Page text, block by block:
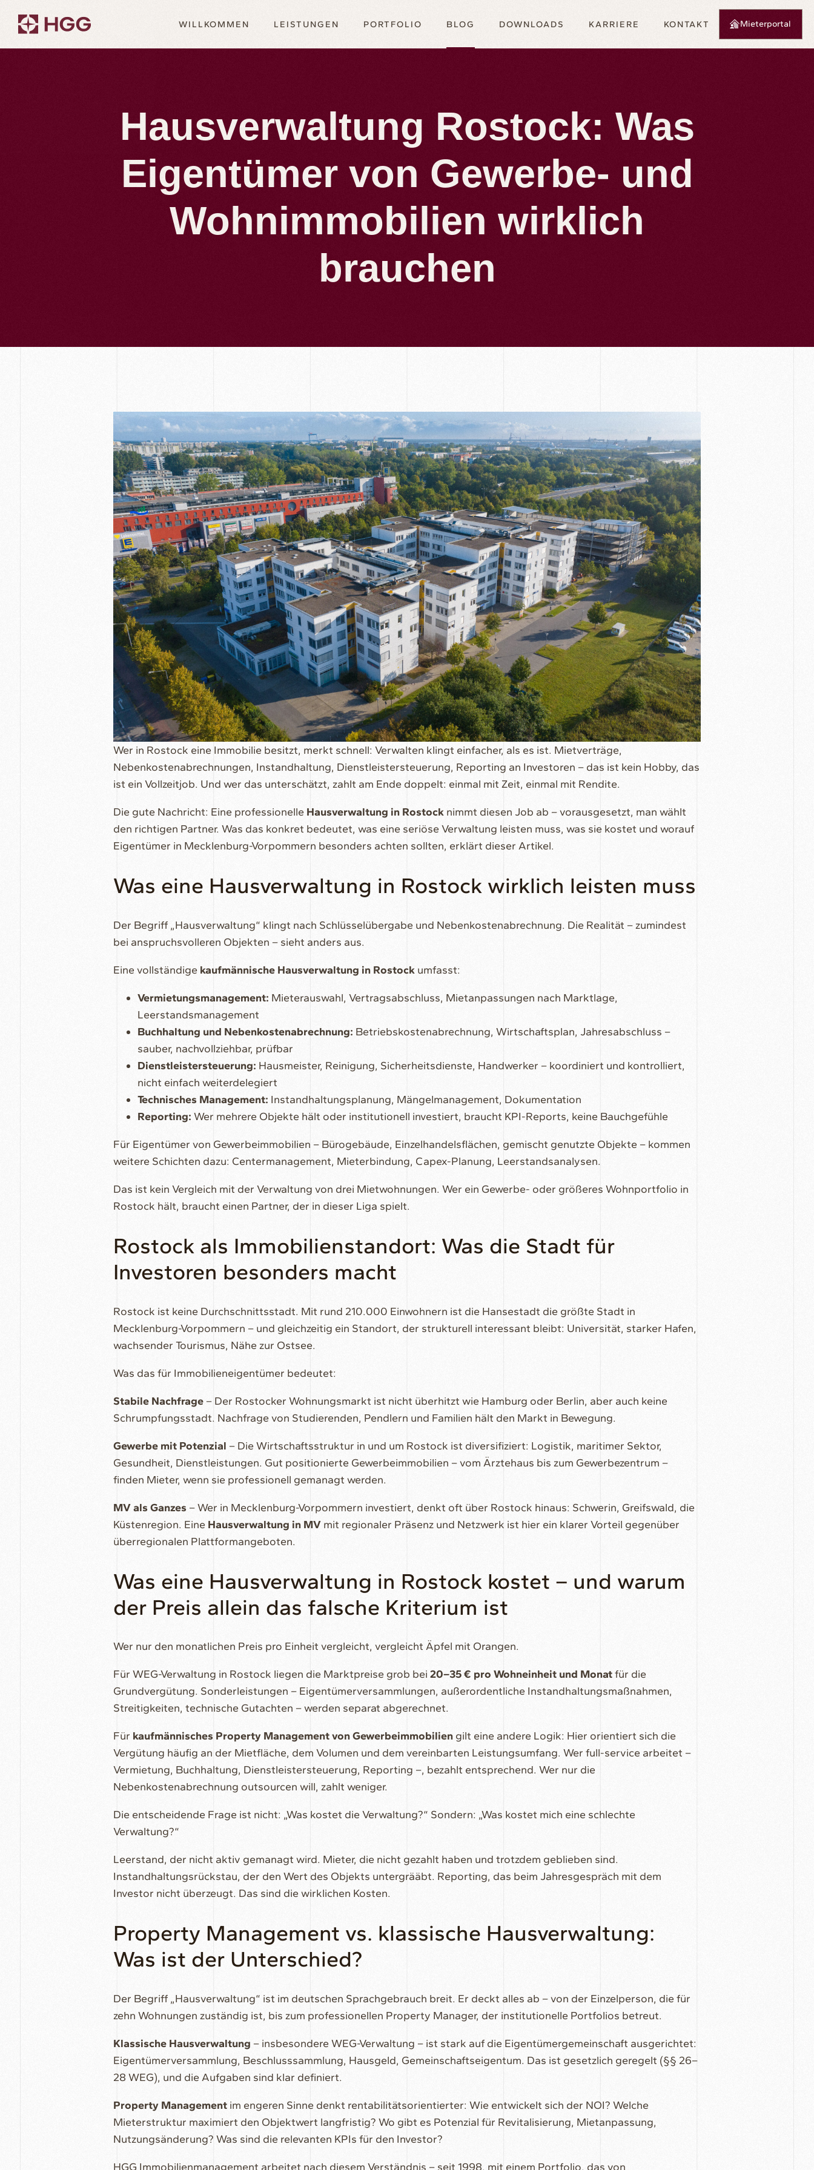
WILLKOMMEN LEISTUNGEN PORTFOLIO BLOG DOWNLOADS KARRIERE KONTAKT Mieterportal
Hausverwaltung Rostock: Was
Eigentümer von Gewerbe- und
Wohnimmobilien wirklich
brauchen
Wer in Rostock eine Immobilie besitzt, merkt schnell: Verwalten klingt einfacher, als es ist. Mietverträge,
Nebenkostenabrechnungen, Instandhaltung, Dienstleistersteuerung, Reporting an Investoren – das ist kein Hobby, das
ist ein Vollzeitjob. Und wer das unterschätzt, zahlt am Ende doppelt: einmal mit Zeit, einmal mit Rendite.
Die gute Nachricht: Eine professionelle Hausverwaltung in Rostock nimmt diesen Job ab – vorausgesetzt, man wählt
den richtigen Partner. Was das konkret bedeutet, was eine seriöse Verwaltung leisten muss, was sie kostet und worauf
Eigentümer in Mecklenburg-Vorpommern besonders achten sollten, erklärt dieser Artikel.
Was eine Hausverwaltung in Rostock wirklich leisten muss
Der Begriff „Hausverwaltung“ klingt nach Schlüsselübergabe und Nebenkostenabrechnung. Die Realität – zumindest
bei anspruchsvolleren Objekten – sieht anders aus.
Eine vollständige kaufmännische Hausverwaltung in Rostock umfasst:
Vermietungsmanagement: Mieterauswahl, Vertragsabschluss, Mietanpassungen nach Marktlage,
Leerstandsmanagement
Buchhaltung und Nebenkostenabrechnung: Betriebskostenabrechnung, Wirtschaftsplan, Jahresabschluss –
sauber, nachvollziehbar, prüfbar
Dienstleistersteuerung: Hausmeister, Reinigung, Sicherheitsdienste, Handwerker – koordiniert und kontrolliert,
nicht einfach weiterdelegiert
Technisches Management: Instandhaltungsplanung, Mängelmanagement, Dokumentation
Reporting: Wer mehrere Objekte hält oder institutionell investiert, braucht KPI-Reports, keine Bauchgefühle
Für Eigentümer von Gewerbeimmobilien – Bürogebäude, Einzelhandelsflächen, gemischt genutzte Objekte – kommen
weitere Schichten dazu: Centermanagement, Mieterbindung, Capex-Planung, Leerstandsanalysen.
Das ist kein Vergleich mit der Verwaltung von drei Mietwohnungen. Wer ein Gewerbe- oder größeres Wohnportfolio in
Rostock hält, braucht einen Partner, der in dieser Liga spielt.
Rostock als Immobilienstandort: Was die Stadt für
Investoren besonders macht
Rostock ist keine Durchschnittsstadt. Mit rund 210.000 Einwohnern ist die Hansestadt die größte Stadt in
Mecklenburg-Vorpommern – und gleichzeitig ein Standort, der strukturell interessant bleibt: Universität, starker Hafen,
wachsender Tourismus, Nähe zur Ostsee.
Was das für Immobilieneigentümer bedeutet:
Stabile Nachfrage – Der Rostocker Wohnungsmarkt ist nicht überhitzt wie Hamburg oder Berlin, aber auch keine
Schrumpfungsstadt. Nachfrage von Studierenden, Pendlern und Familien hält den Markt in Bewegung.
Gewerbe mit Potenzial – Die Wirtschaftsstruktur in und um Rostock ist diversifiziert: Logistik, maritimer Sektor,
Gesundheit, Dienstleistungen. Gut positionierte Gewerbeimmobilien – vom Ärztehaus bis zum Gewerbezentrum –
finden Mieter, wenn sie professionell gemanagt werden.
MV als Ganzes – Wer in Mecklenburg-Vorpommern investiert, denkt oft über Rostock hinaus: Schwerin, Greifswald, die
Küstenregion. Eine Hausverwaltung in MV mit regionaler Präsenz und Netzwerk ist hier ein klarer Vorteil gegenüber
überregionalen Plattformangeboten.
Was eine Hausverwaltung in Rostock kostet – und warum
der Preis allein das falsche Kriterium ist
Wer nur den monatlichen Preis pro Einheit vergleicht, vergleicht Äpfel mit Orangen.
Für WEG-Verwaltung in Rostock liegen die Marktpreise grob bei 20–35 € pro Wohneinheit und Monatfür die
Grundvergütung. Sonderleistungen – Eigentümerversammlungen, außerordentliche Instandhaltungsmaßnahmen,
Streitigkeiten, technische Gutachten – werden separat abgerechnet.
Für kaufmännisches Property Management von Gewerbeimmobilien gilt eine andere Logik: Hier orientiert sich die
Vergütung häufig an der Mietfläche, dem Volumen und dem vereinbarten Leistungsumfang. Wer full-service arbeitet –
Vermietung, Buchhaltung, Dienstleistersteuerung, Reporting –, bezahlt entsprechend. Wer nur die
Nebenkostenabrechnung outsourcen will, zahlt weniger.
Die entscheidende Frage ist nicht: „Was kostet die Verwaltung?“ Sondern: „Was kostet mich eine schlechte
Verwaltung?“
Leerstand, der nicht aktiv gemanagt wird. Mieter, die nicht gezahlt haben und trotzdem geblieben sind.
Instandhaltungsrückstau, der den Wert des Objekts untergrääbt. Reporting, das beim Jahresgespräch mit dem
Investor nicht überzeugt. Das sind die wirklichen Kosten.
Property Management vs. klassische Hausverwaltung:
Was ist der Unterschied?
Der Begriff „Hausverwaltung“ ist im deutschen Sprachgebrauch breit. Er deckt alles ab – von der Einzelperson, die für
zehn Wohnungen zuständig ist, bis zum professionellen Property Manager, der institutionelle Portfolios betreut.
Klassische Hausverwaltung – insbesondere WEG-Verwaltung – ist stark auf die Eigentümergemeinschaft ausgerichtet:
Eigentümerversammlung, Beschlusssammlung, Hausgeld, Gemeinschaftseigentum. Das ist gesetzlich geregelt (§§ 26–
28 WEG), und die Aufgaben sind klar definiert.
Property Management im engeren Sinne denkt rentabilitätsorientierter: Wie entwickelt sich der NOI? Welche
Mieterstruktur maximiert den Objektwert langfristig? Wo gibt es Potenzial für Revitalisierung, Mietanpassung,
Nutzungsänderung? Was sind die relevanten KPIs für den Investor?
HGG Immobilienmanagement arbeitet nach diesem Verständnis – seit 1998, mit einem Portfolio, das von